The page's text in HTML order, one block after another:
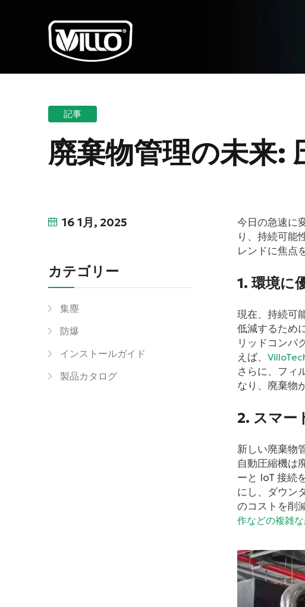
記事
廃棄物管理の未来:
16 1月, 2025
カテゴリー
集塵
防爆
インストールガイド
製品カタログ
今日の急速に
り、持続可能
レンドに焦点
1. 環境に
現在、持続可
低減するため
リッドコンパ
えば、
さらに、フィ
なり、廃棄物
2. スマー
新しい廃棄物
自動圧縮機は
ーと IoT 接続
にし、ダウン
のコストを削
作などの複雑